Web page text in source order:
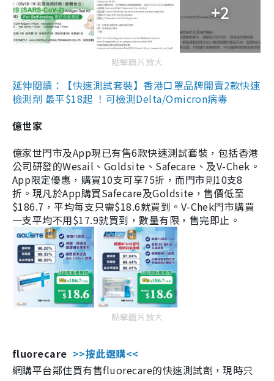
+2
點擊圖片放大
延伸閱讀：【快速測試套裝】香港口罩品牌開賣2款快速
檢測劑 最平$18起 ！可檢測Delta/Omicron病毒
億世家
億家世門市及App現已有售6款快速測試套裝，包括香港
公司研發的Wesail、Goldsite、Safecare、及V-Chek。
App限定優惠，購買10支可享75折，而門市則10支8
折。現凡於App購買Safecare及Goldsite，售價低至
$186.7，平均每支只需$18.6就買到。V-Chek門市購買
一支平均不用$17.9就買到，數量有限，售完即止。
點擊圖片放大
fluorecare >>按此選購<<
網購平台鄰住買有售fluorecare的快速測試劑，現時只